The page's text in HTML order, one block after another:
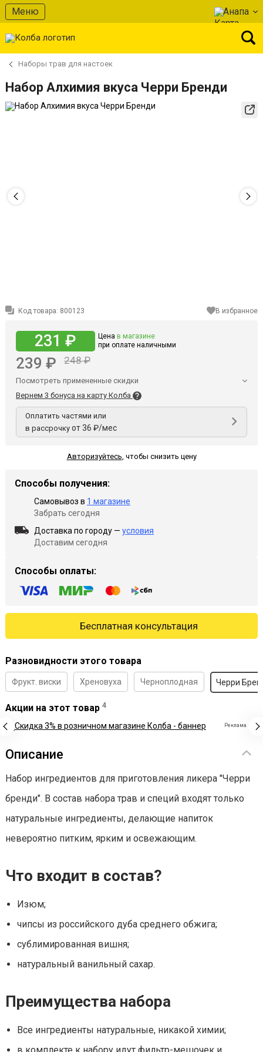
Меню Анапа
Наборы трав для настоек
Набор Алхимия вкуса Черри Бренди
Код товара: 800123 В избранное
231 ₽ Цена в магазине
при оплате наличными
239 ₽ 248 ₽
Посмотреть примененные скидки
Вернем 3 бонуса на карту Колба
Оплатить частями или
в рассрочку от 36 ₽/мес
Авторизуйтесь чтобы снизить цену
Способы получения:
Самовывоз в 1 магазине
Забрать сегодня
Доставка по городу — условия
Доставим сегодня
Способы оплаты:
Бесплатная консультация
Разновидности этого товара
Фрукт. виски Хреновуха Черноплодная Черри
Акции на этот товар 4
Реклама
Описание
Набор ингредиентов для приготовления ликера "Черри
бренди". В состав набора трав и специй входят только
натуральные ингредиенты, делающие напиток
невероятно питким, ярким и освежающим.
Что входит в состав?
Изюм;
чипсы из российского дуба среднего обжига;
сублимированная вишня;
натуральный ванильный сахар.
Преимущества набора
Все ингредиенты натуральные, никакой химии;